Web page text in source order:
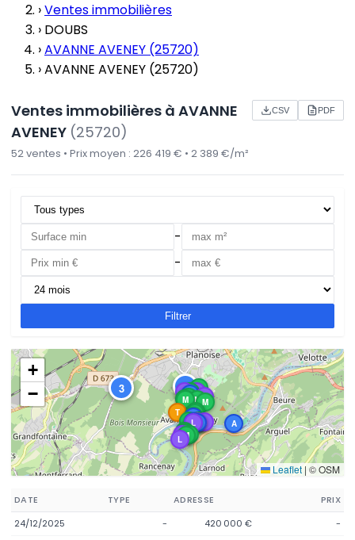
›Ventes immobilières
› DOUBS
›AVANNE AVENEY (25720)
›AVANNE AVENEY (25720)
Ventes immobilières à AVANNE
AVENEY (25720)
52 ventes • Prix moyen : 226 419 € • 2 389 €/m²
CSV PDF
-
-
Filtrer
DATE TYPE ADRESSE
PRIX
24/12/2025
- 420 000 €
-
17
M
M
A
A M
LM
M
M
M
L
M
A
M
3
L
T
L
M
M
A
M
M
M
L
M
L
M
M
L
A
M
+
−
Leaflet | © OSM